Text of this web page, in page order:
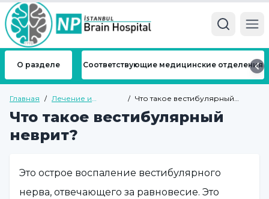
О разделе Соответствующие медицинские отделения
Главная / Лечение и
/ Что такое вестибулярный
Что такое вестибулярный
неврит?
Это острое воспаление вестибулярного
нерва, отвечающего за равновесие. Это